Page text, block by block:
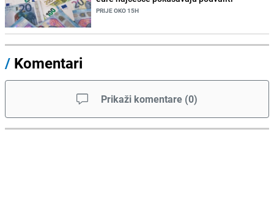
PRIJE OKO 15H
/ Komentari
Prikaži komentare (0)